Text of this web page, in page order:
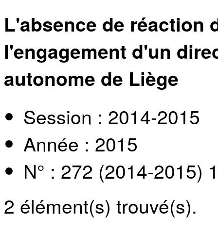
L'absence de réaction
l'engagement d'un
autonome de Liège
Session : 2014-2015
Année : 2015
N° : 272 (2014-2015)
2 élément(s) trouvé(s).